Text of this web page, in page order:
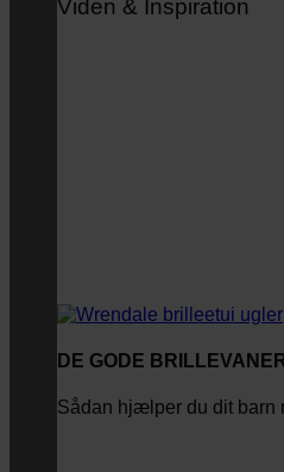
Viden & Inspiration
DE GODE
Sådan hjælper du dit barn